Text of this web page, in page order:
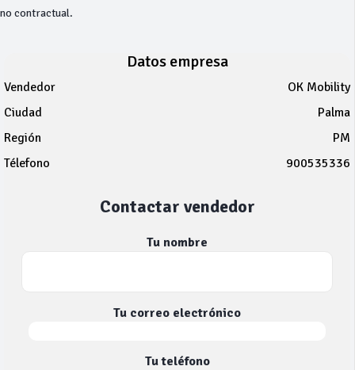
no contractual.
Datos empresa
Vendedor
OK Mobility
Ciudad
Palma
Región
PM
Télefono
900535336
Contactar vendedor
Tu nombre
Tu correo electrónico
Tu teléfono